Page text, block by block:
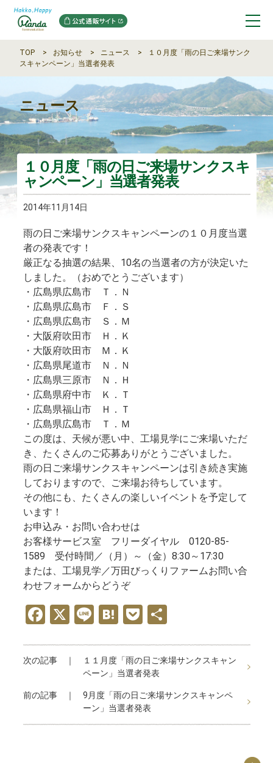
TOP お知らせ ニュース
１０月度「雨の日ご来場サンク
スキャンペーン」当選者発表
ニュース
１０月度「雨の日ご来場サンクスキ
ャンペーン」当選者発表
2014年11月14日
雨の日ご来場サンクスキャンペーンの１０月度当選
者の発表です！
厳正なる抽選の結果、10名の当選者の方が決定いた
しました。（おめでとうございます）
・広島県広島市 Ｔ．Ｎ
・広島県広島市 Ｆ．Ｓ
・広島県広島市 Ｓ．Ｍ
・大阪府吹田市 Ｈ．Ｋ
・大阪府吹田市 Ｍ．Ｋ
・広島県尾道市 Ｎ．Ｎ
・広島県三原市 Ｎ．Ｈ
・広島県府中市 Ｋ．Ｔ
・広島県福山市 Ｈ．Ｔ
・広島県広島市 Ｔ．Ｍ
この度は、天候が悪い中、工場見学にご来場いただ
き、たくさんのご応募ありがとうございました。
雨の日ご来場サンクスキャンペーンは引き続き実施
しておりますので、ご来場お待ちしています。
その他にも、たくさんの楽しいイベントを予定して
います！
お申込み・お問い合わせは
お客様サービス室 フリーダイヤル 0120‐85‐
1589 受付時間／（月）～（金）8:30～17:30
または、工場見学／万田びっくりファームお問い合
わせフォームからどうぞ
F
a
ce
b
o
k
X Li
n
e
H
at
e
n
a
P
o
ck
et
共
次の記事 ｜
１１月度「雨の日ご来場サンクスキャン
ペーン」当選者発表
前の記事 ｜ 9月度「雨の日ご来場サンクスキャンペ
ーン」当選者発表